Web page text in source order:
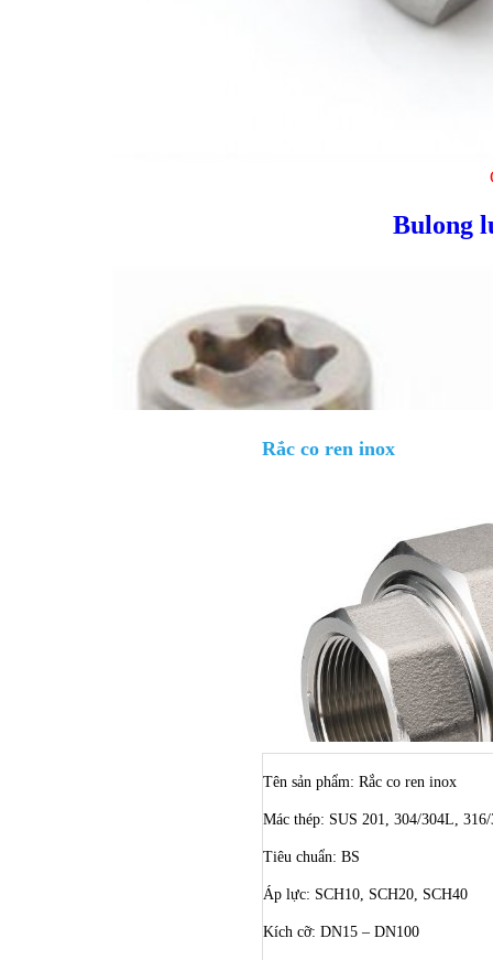
Rắc co ren inox
Tên sản phẩm: Rắc co ren inox
Mác thép: SUS 201, 304/304L,
Tiêu chuẩn: BS
Áp lực: SCH10, SCH20, SCH40
Kích cỡ: DN15 – DN100